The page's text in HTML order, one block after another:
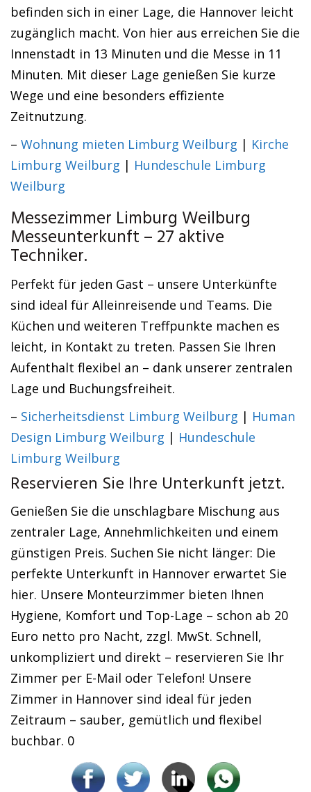
befinden sich in einer Lage, die Hannover leicht
zugänglich macht. Von hier aus erreichen Sie die
Innenstadt in 13 Minuten und die Messe in 11
Minuten. Mit dieser Lage genießen Sie kurze
Wege und eine besonders effiziente
Zeitnutzung.
– Wohnung mieten Limburg Weilburg | Kirche
Limburg Weilburg | Hundeschule Limburg
Weilburg
Messezimmer Limburg Weilburg
Messeunterkunft – 27 aktive
Techniker.
Perfekt für jeden Gast – unsere Unterkünfte
sind ideal für Alleinreisende und Teams. Die
Küchen und weiteren Treffpunkte machen es
leicht, in Kontakt zu treten. Passen Sie Ihren
Aufenthalt flexibel an – dank unserer zentralen
Lage und Buchungsfreiheit.
– Sicherheitsdienst Limburg Weilburg | Human
Design Limburg Weilburg | Hundeschule
Limburg Weilburg
Reservieren Sie Ihre Unterkunft jetzt.
Genießen Sie die unschlagbare Mischung aus
zentraler Lage, Annehmlichkeiten und einem
günstigen Preis. Suchen Sie nicht länger: Die
perfekte Unterkunft in Hannover erwartet Sie
hier. Unsere Monteurzimmer bieten Ihnen
Hygiene, Komfort und Top-Lage – schon ab 20
Euro netto pro Nacht, zzgl. MwSt. Schnell,
unkompliziert und direkt – reservieren Sie Ihr
Zimmer per E-Mail oder Telefon! Unsere
Zimmer in Hannover sind ideal für jeden
Zeitraum – sauber, gemütlich und flexibel
buchbar. 0